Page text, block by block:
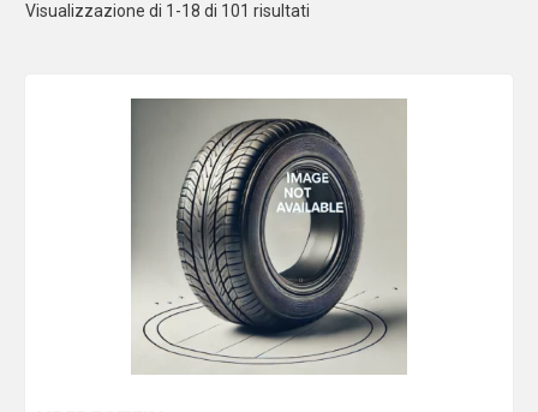
Visualizzazione di 1-18 di 101 risultati